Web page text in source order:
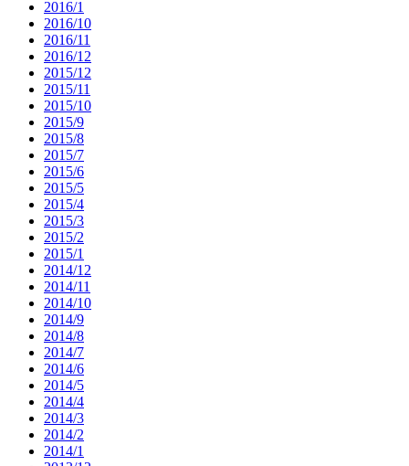
2016/1
2016/10
2016/11
2016/12
2015/12
2015/11
2015/10
2015/9
2015/8
2015/7
2015/6
2015/5
2015/4
2015/3
2015/2
2015/1
2014/12
2014/11
2014/10
2014/9
2014/8
2014/7
2014/6
2014/5
2014/4
2014/3
2014/2
2014/1